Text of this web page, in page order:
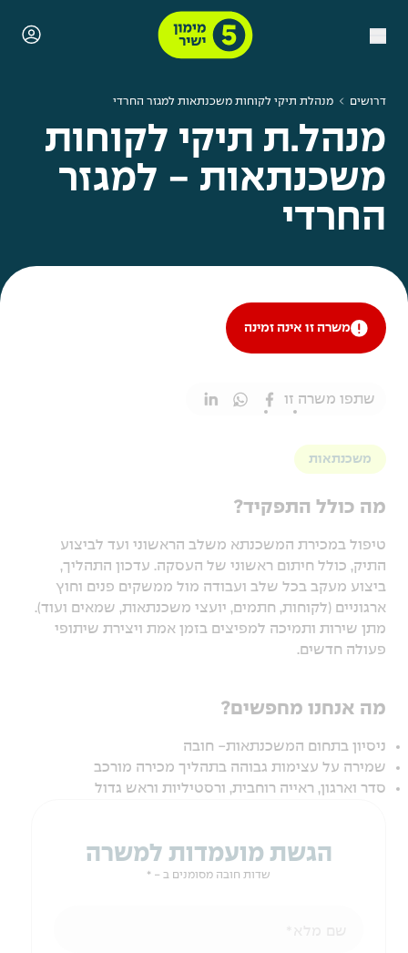
דרושים מנהלת תיקי לקוחות משכנתאות למגזר החרדי
מנהל.ת תיקי לקוחות
משכנתאות - למגזר
החרדי
משרה זו אינה זמינה
שתפו משרה זו
משכנתאות
מה כולל התפקיד?
טיפול במכירת המשכנתא משלב הראשוני ועד לביצוע
התיק, כולל חיתום ראשוני של העסקה. עדכון התהליך,
ביצוע מעקב בכל שלב ועבודה מול ממשקים פנים וחוץ
ארגוניים (לקוחות, חתמים, יועצי משכנתאות, שמאים ועוד).
מתן שירות ותמיכה למפיצים בזמן אמת ויצירת שיתופי
פעולה חדשים.
מה אנחנו מחפשים?
ניסיון בתחום המשכנתאות- חובה
שמירה על עצימות גבוהה בתהליך מכירה מורכב
סדר וארגון, ראייה רוחבית, ורסטיליות וראש גדול
הגשת מועמדות למשרה
שדות חובה מסומנים ב - *